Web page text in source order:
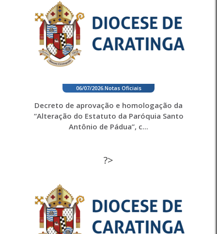
06/07/2026. Notas Oficiais
Decreto de aprovação e homologação da
“Alteração do Estatuto da Paróquia Santo
Antônio de Pádua”, c...
?>